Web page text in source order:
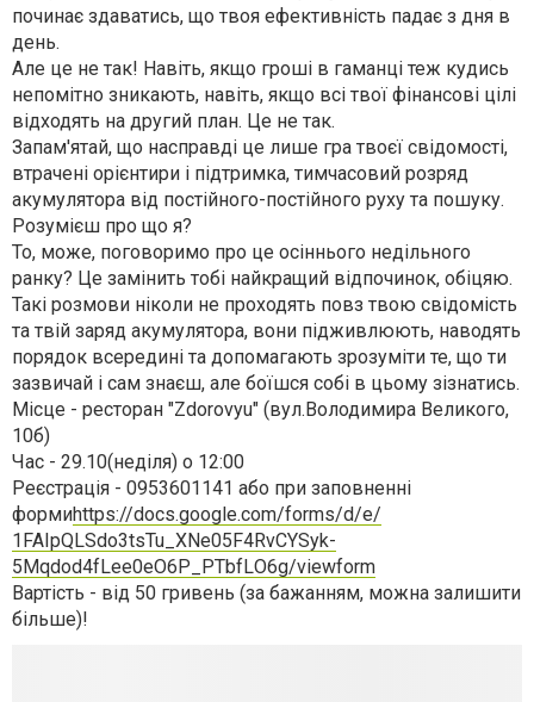
починає здаватись, що твоя ефективність падає з дня в
день.
Але це не так! Навіть, якщо гроші в гаманці теж кудись
непомітно зникають, навіть, якщо всі твої фінансові цілі
відходять на другий план. Це не так.
Запам'ятай, що насправді це лише гра твоєї свідомості,
втрачені орієнтири і підтримка, тимчасовий розряд
акумулятора від постійного-постійного руху та пошуку.
Розумієш про що я?
То, може, поговоримо про це осіннього недільного
ранку? Це замінить тобі найкращий відпочинок, обіцяю.
Такі розмови ніколи не проходять повз твою свідомість
та твій заряд акумулятора, вони підживлюють, наводять
порядок всередині та допомагають зрозуміти те, що ти
зазвичай і сам знаєш, але боїшся собі в цьому зізнатись.
Місце - ресторан "Zdorovyu" (вул.Володимира Великого,
10б)
Час - 29.10(неділя) о 12:00
Реєстрація - 0953601141 або при заповненні
формиhttps://docs.google.com/forms/d/e/
1FAIpQLSdo3tsTu_XNe05F4RvCYSyk-
5Mqdod4fLee0eO6P_PTbfLO6g/viewform
Вартість - від 50 гривень (за бажанням, можна залишити
більше)!